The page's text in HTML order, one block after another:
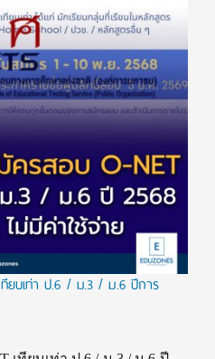
ยบเท่า ป.6 / ม.3 / ม.6 ปีการ